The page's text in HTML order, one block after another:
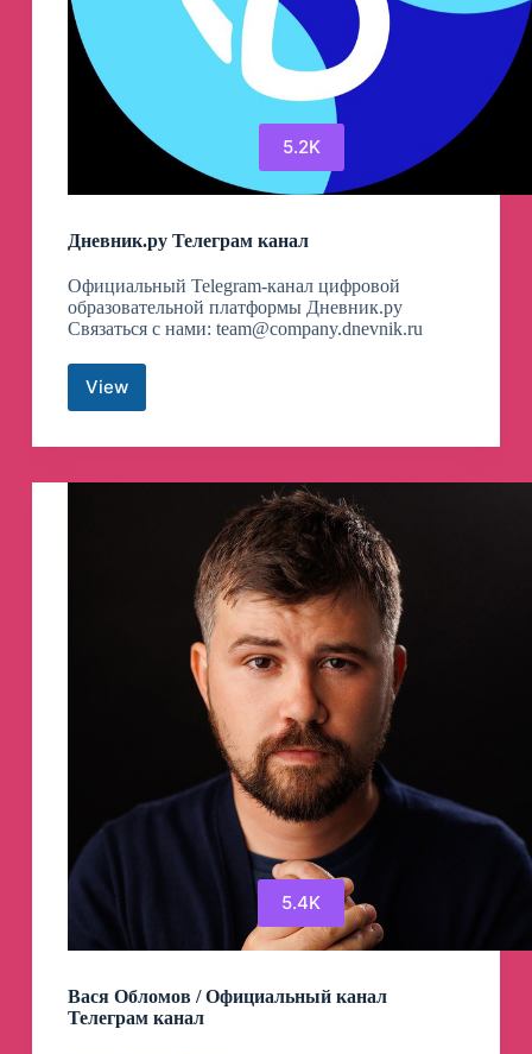
5.2K
Дневник.ру Телеграм канал
Официальный Telegram-канал цифровой
образовательной платформы Дневник.ру
Связаться с нами: team@company.dnevnik.ru
ViewДневник.ру
Телеграм
канал
5.4K
Вася Обломов / Официальный канал
Телеграм канал